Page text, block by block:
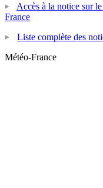
Accès à la notice sur
France
Liste complète des
Météo-France